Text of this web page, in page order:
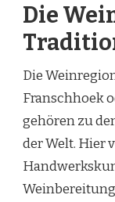
Die
Die
Franschhoek
gehören zu
der Welt. Hier